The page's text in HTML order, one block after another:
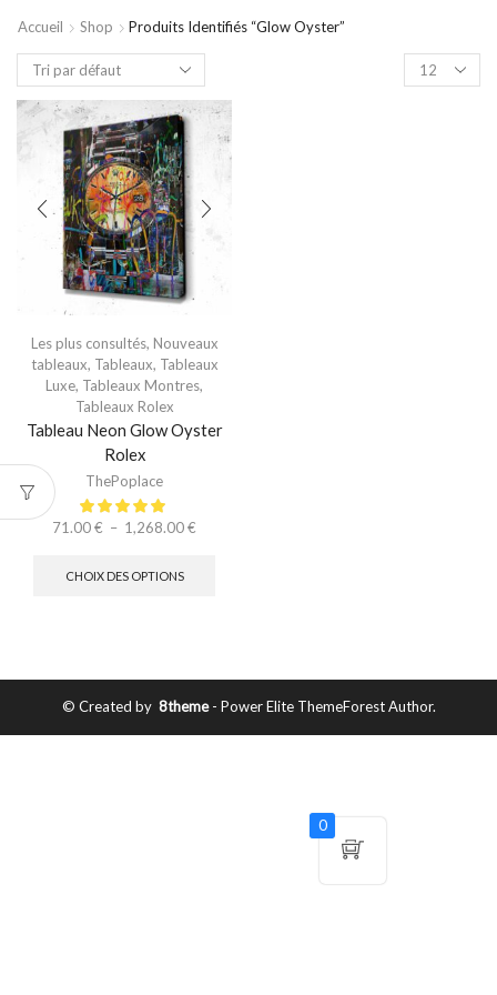
Accueil Shop Produits Identifiés “glow Oyster”
Les plus consultés, Nouveaux
tableaux, Tableaux, Tableaux
Luxe, Tableaux Montres,
Tableaux Rolex
Tableau Neon Glow Oyster
Rolex
ThePoplace
71.00€ – 1,268.00€
CHOIX DES OPTIONS
© Created by 8theme- Power Elite ThemeForest Author.
0